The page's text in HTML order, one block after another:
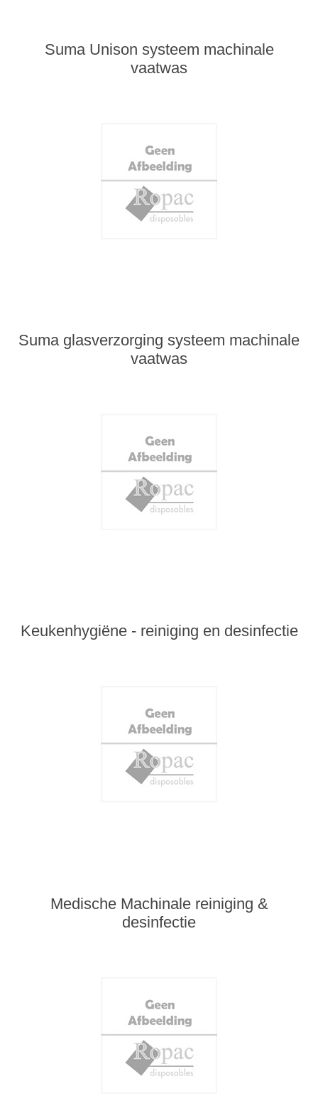
Suma Unison systeem machinale
vaatwas
Suma glasverzorging systeem machinale
vaatwas
Keukenhygiëne - reiniging en desinfectie
Medische Machinale reiniging &
desinfectie